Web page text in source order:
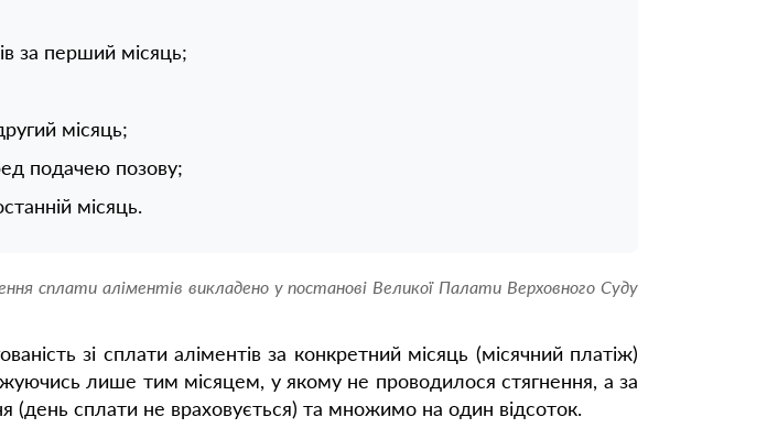
за перший місяць;
місяць;
подачею позову;
місяць.
сплати аліментів викладено у постанові Великої Палати Верховного Суду
зі сплати аліментів за конкретний місяць (місячний платіж)
лише тим місяцем, у якому не проводилося стягнення, а за
(день сплати не враховується) та множимо на один відсоток.